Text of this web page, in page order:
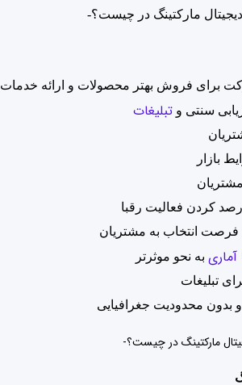
برای فروش بهتر محصولات و ارائه خدمات
سنتی و تبلیغات
بازار
کردن فعالیت رقبا
فرصت انتخاب به مشتریان
آماری به نحو موثرتر
تبلیغات